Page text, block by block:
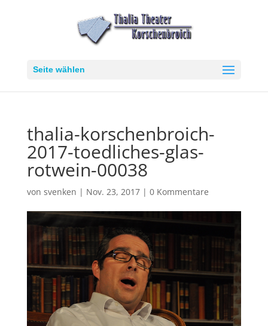
Seite wählen
thalia-korschenbroich-
2017-toedliches-glas-
rotwein-00038
von svenken | Nov. 23, 2017| 0 Kommentare